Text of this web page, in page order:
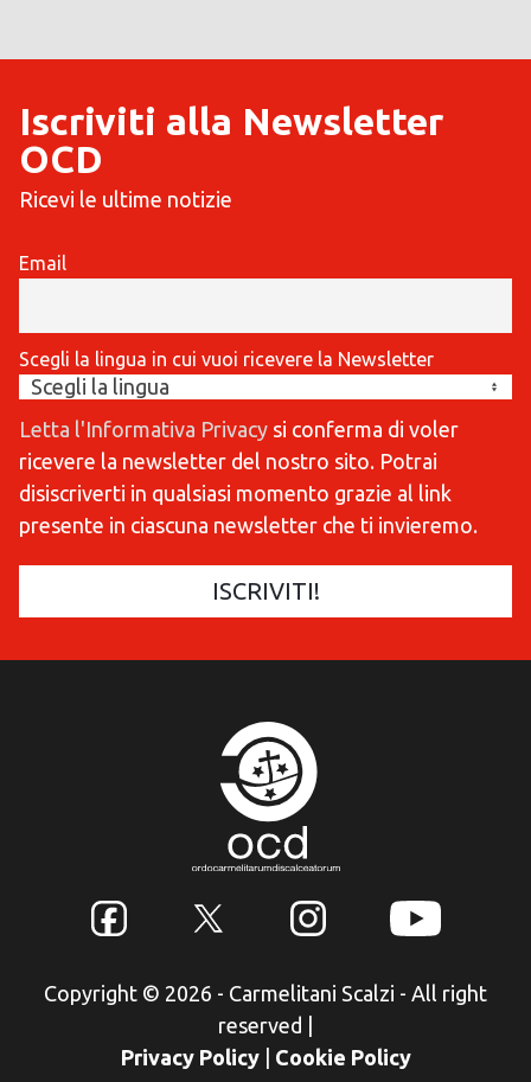
Iscriviti alla Newsletter
OCD
Ricevi le ultime notizie
Email
Scegli la lingua in cui vuoi ricevere la Newsletter
Letta l'Informativa Privacy si conferma di voler
ricevere la newsletter del nostro sito. Potrai
disiscriverti in qualsiasi momento grazie al link
presente in ciascuna newsletter che ti invieremo.
Copyright © 2026 - Carmelitani Scalzi - All right
reserved
Privacy Policy
Cookie Policy